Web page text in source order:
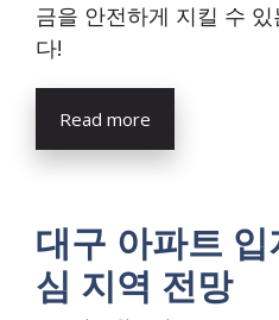
금을 안전하게 지킬 수
다!
Read more
대구 아파트
심 지역 전망